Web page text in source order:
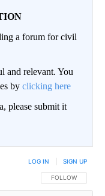
a forum for civil
and relevant. You
by clicking here
please submit it
FOLLOW THIS
FOLLOW
LOG IN SIGN UP